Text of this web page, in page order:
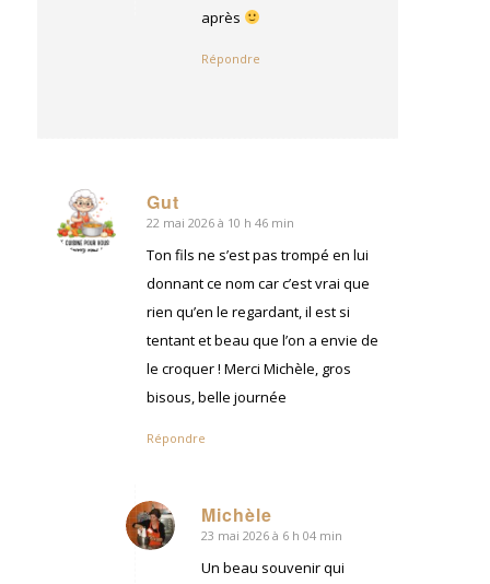
après
Répondre
Gut
dit
:
22 mai 2026 à 10 h 46 min
Ton fils ne s’est pas trompé en lui
donnant ce nom car c’est vrai que
rien qu’en le regardant, il est si
tentant et beau que l’on a envie de
le croquer ! Merci Michèle, gros
bisous, belle journée
Répondre
Michèle
dit
23 mai 2026 à 6 h 04 min
Un beau souvenir qui